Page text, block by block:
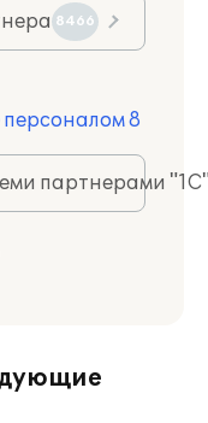
8466
8
партнерами